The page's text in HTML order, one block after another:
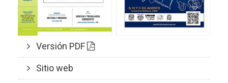
Versión PDF
Sitio web